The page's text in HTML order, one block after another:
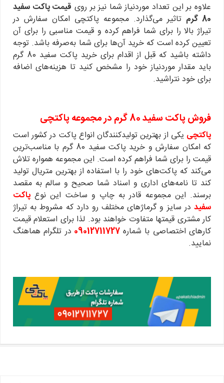
علاوه بر این تعداد موردنیاز شما نیز بر روی قیمت پاکت سفید
80 گرم
تاثیر می‌گذارد. مجموعه پاکتچی امکان سفارش در
تیراژ بالا را برای شما فراهم کرده و قیمت مناسبی را برای آن
تعیین کرده است که خرید آن‌ها برای شما به‌صرفه باشد. توجه
داشته باشید که قبل از اقدام برای خرید پاکت سفید 80 گرم
باید مقدار موردنیاز خود را مشخص کنید تا هزینه‌های اضافه
برای خود نتراشید.
فروش پاکت سفید 80 گرم در مجموعه پاکتچی
پاکتچی یکی از بهترین تولیدکنندگان انواع پاکت در کشور است
که امکان سفارش و خرید پاکت سفید 80 گرم با مناسب‌ترین
قیمت را برای شما فراهم کرده است. این مجموعه همواره تلاش
می‌کند که پاکت‌های خود را با استفاده از بهترین متریال تولید
کند تا نامه‌های اداری و اسناد شما صحیح و سالم به مقصد
برسند. این مجموعه قادر به چاپ و ساخت این نوع پاکت‌
سفید در سایز و گرماژهای مختلف رو دارد که مشروط به تیراژ
کار مشتری قیمتها متفاوت خواهند بود. لذا برای استعلام قیمت
کارهای اختصاصی با شماره09012711727 در تلگرام هماهنگ
نمایید.